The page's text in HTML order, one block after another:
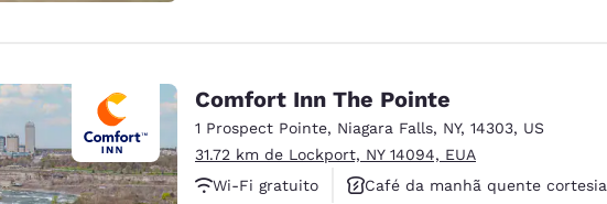
Comfort Inn The Pointe
1 Prospect Pointe, Niagara Falls, NY, 14303, US
31.72 km de Lockport, NY 14094, EUA
Wi-Fi gratuito
Café da manhã quente cortesia